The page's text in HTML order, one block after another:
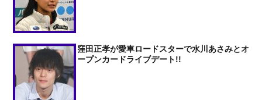
窪田正孝が愛車ロードスターで水川あさみとオ
ープンカードライブデート!!